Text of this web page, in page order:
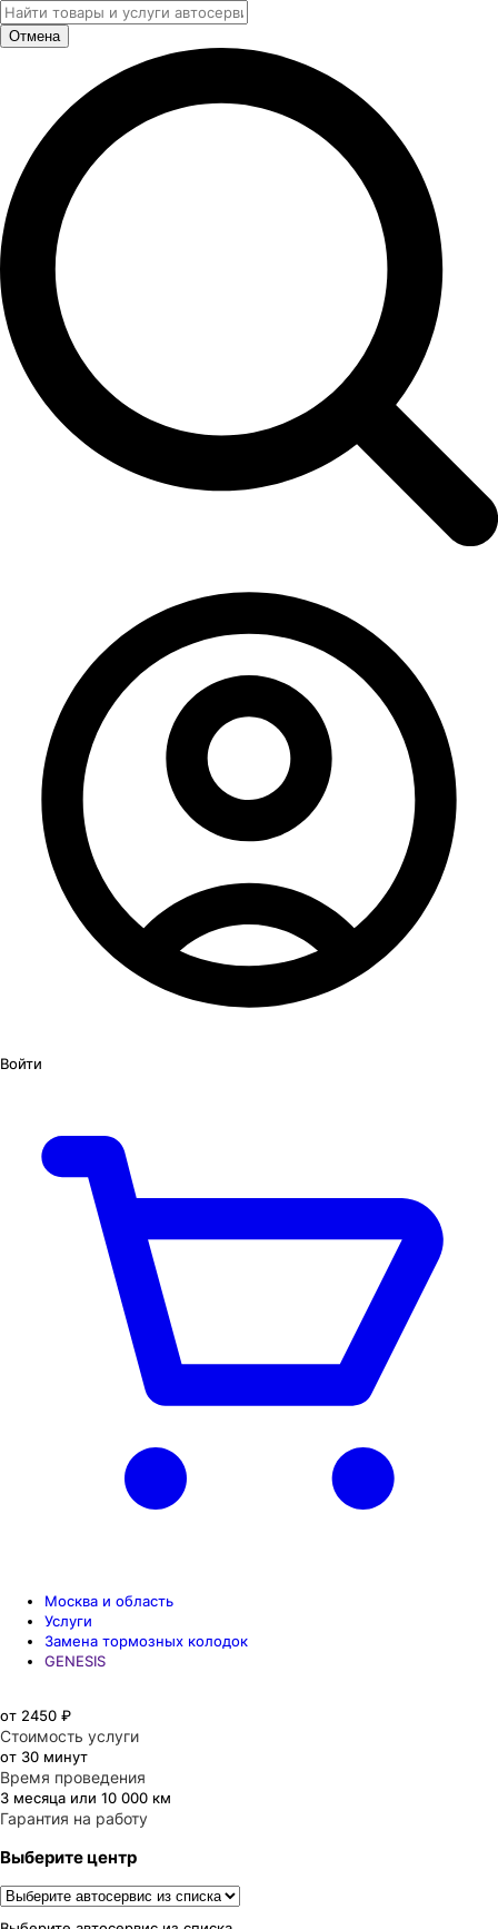
Отмена
Войти
Москва и область
Услуги
Замена тормозных колодок
GENESIS
от 2450 ₽
Стоимость услуги
от 30 минут
Время проведения
3 месяца или 10 000 км
Гарантия на работу
Выберите центр